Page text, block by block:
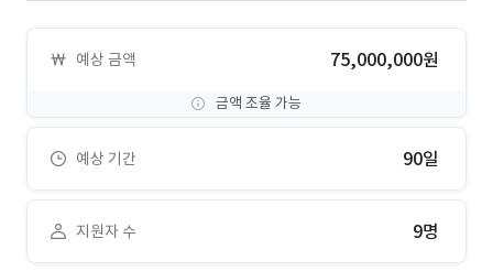
예상 금액 75,000,000원
금액 조율 가능
예상 기간 90일
지원자 수 9명